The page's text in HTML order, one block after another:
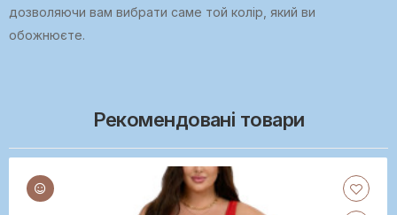
дозволяючи вам вибрати саме той колір, який ви
обожнюєте.
Рекомендовані товари